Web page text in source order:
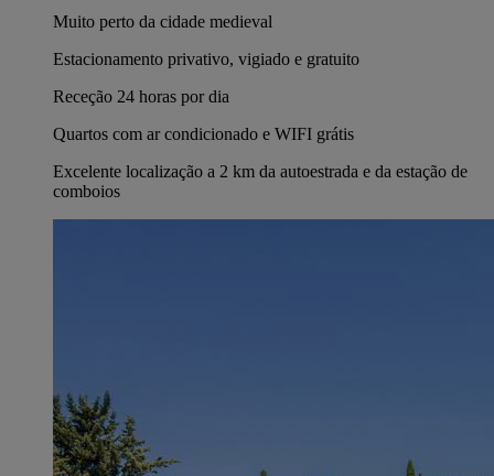
Muito perto da cidade medieval
Estacionamento privativo, vigiado e gratuito
Receção 24 horas por dia
Quartos com ar condicionado e WIFI grátis
Excelente localização a 2 km da autoestrada e da estação de
comboios